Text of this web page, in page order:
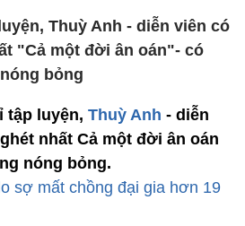
Thuỳ Anh - diễn viên có
"Cả một đời ân oán"- có
bỏng
tập luyện, Thuỳ Anh - diễn
nhất Cả một đời ân oán
nóng bỏng.
sợ mất chồng đại gia hơn 19